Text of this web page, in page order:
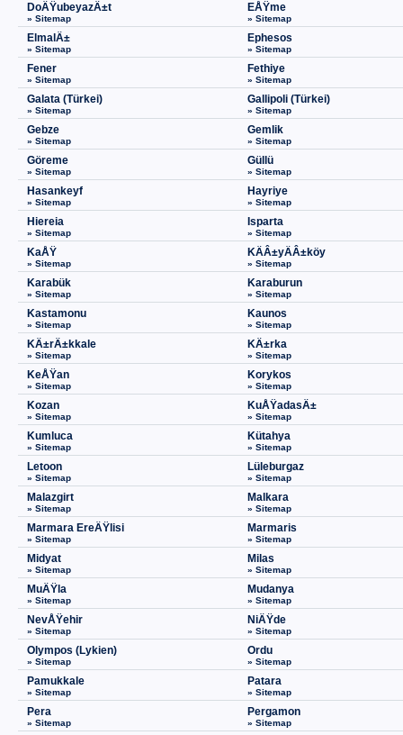
DoÄŸubeyazÄ±t
» Sitemap
EÅŸme
» Sitemap
ElmalÄ±
» Sitemap
Ephesos
» Sitemap
Fener
» Sitemap
Fethiye
» Sitemap
Galata (Türkei)
» Sitemap
Gallipoli (Türkei)
» Sitemap
Gebze
» Sitemap
Gemlik
» Sitemap
Göreme
» Sitemap
Güllü
» Sitemap
Hasankeyf
» Sitemap
Hayriye
» Sitemap
Hiereia
» Sitemap
Isparta
» Sitemap
KaÅŸ
» Sitemap
KÄÂ±yÄÂ±köy
» Sitemap
Karabük
» Sitemap
Karaburun
» Sitemap
Kastamonu
» Sitemap
Kaunos
» Sitemap
KÄ±rÄ±kkale
» Sitemap
KÄ±rka
» Sitemap
KeÅŸan
» Sitemap
Korykos
» Sitemap
Kozan
» Sitemap
KuÅŸadasÄ±
» Sitemap
Kumluca
» Sitemap
Kütahya
» Sitemap
Letoon
» Sitemap
Lüleburgaz
» Sitemap
Malazgirt
» Sitemap
Malkara
» Sitemap
Marmara EreÄŸlisi
» Sitemap
Marmaris
» Sitemap
Midyat
» Sitemap
Milas
» Sitemap
MuÄŸla
» Sitemap
Mudanya
» Sitemap
NevÅŸehir
» Sitemap
NiÄŸde
» Sitemap
Olympos (Lykien)
» Sitemap
Ordu
» Sitemap
Pamukkale
» Sitemap
Patara
» Sitemap
Pera
» Sitemap
Pergamon
» Sitemap